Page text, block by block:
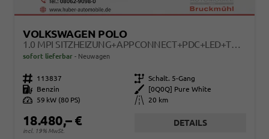
VOLKSWAGEN POLO
1.0 MPI SITZHEIZUNG+APPCONNECT+PDC+LED+TOUCH+LICHTSENSOR+MULTILENKRAD
sofort lieferbar Neuwagen
Fahrzeugnr. 113837 Getriebe Schalt. 5-Gang
Kraftstoff
Benzin Außenfarbe
[0Q0Q] Pure White
Leistung
59 kW (80 PS) Kilometerstand 20 km
18.480,– €
incl. 19% MwSt.
DETAILS